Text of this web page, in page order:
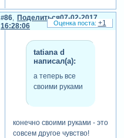
Поделиться
86
07-02-2017
16:28:06
tatiana d
написал(а):
а теперь все
своими руками
конечно своими руками - это
совсем другое чувство!
+1